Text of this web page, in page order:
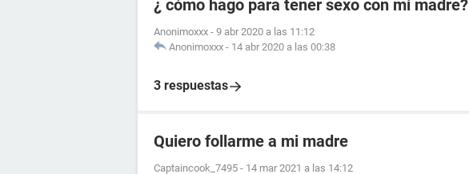
¿ cómo hago para tener sexo con mi madre?
Anonimoxxx - 9 abr 2020 a las 11:12
Anonimoxxx - 14 abr 2020 a las 00:38
3 respuestas
Quiero follarme a mi madre
Captaincook_7495 - 14 mar 2021 a las 14:12